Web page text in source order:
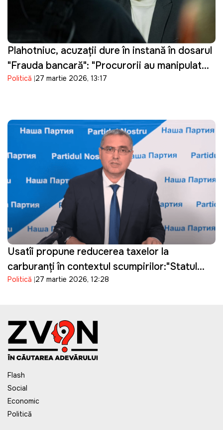
Plahotniuc, acuzații dure în instanță în dosarul
"Frauda bancară": "Procurorii au manipulat
probele"
Politică 27 martie 2026, 13:17
Usatîi propune reducerea taxelor la
carburanți în contextul scumpirilor:"Statul
câștigă, oamenii suferă"
Politică 27 martie 2026, 12:28
Flash
Social
Economic
Politică